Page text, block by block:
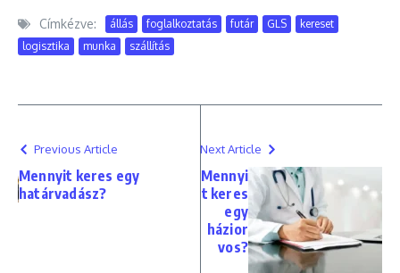
Címkézve: állás foglalkoztatás futár GLS
kereset
logisztika
munka szállítás
Previous Article
Mennyit keres egy
határvadász?
Next Article
Mennyi
t keres
egy
házior
vos?